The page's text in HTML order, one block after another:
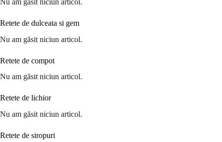
Retete de dulceata si gem
Nu am găsit niciun articol.
Retete de compot
Nu am găsit niciun articol.
Retete de lichior
Nu am găsit niciun articol.
Retete de siropuri